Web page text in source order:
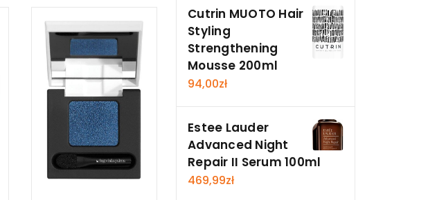
Cutrin MUOTO Hair
Styling
Strengthening
Mousse 200ml
94,00zł
Estee Lauder
Advanced Night
Repair II Serum 100ml
469,99zł